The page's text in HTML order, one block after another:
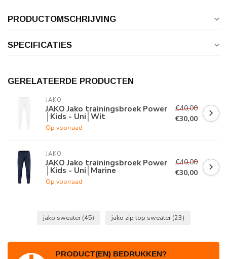
PRODUCTOMSCHRIJVING
SPECIFICATIES
GERELATEERDE PRODUCTEN
JAKO
JAKO Jako trainingsbroek Power
│Kids - Uni│Wit
Op voorraad
€40,00
€30,00
JAKO
JAKO Jako trainingsbroek Power
│Kids - Uni│Marine
Op voorraad
€40,00
€30,00
jako sweater (45) jako zip top sweater (23)
PRODUCT(EN) BEDRUKKEN?